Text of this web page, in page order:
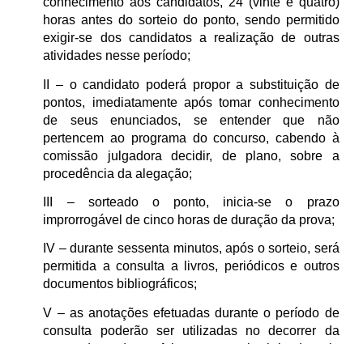
horas antes do sorteio do ponto, sendo permitido
exigir-se dos candidatos a realização de outras
atividades nesse período;
II – o candidato poderá propor a substituição de
pontos, imediatamente após tomar conhecimento
de seus enunciados, se entender que não
pertencem ao programa do concurso, cabendo à
comissão julgadora decidir, de plano, sobre a
procedência da alegação;
III – sorteado o ponto, inicia-se o prazo
improrrogável de cinco horas de duração da prova;
IV – durante sessenta minutos, após o sorteio, será
permitida a consulta a livros, periódicos e outros
documentos bibliográficos;
V – as anotações efetuadas durante o período de
consulta poderão ser utilizadas no decorrer da